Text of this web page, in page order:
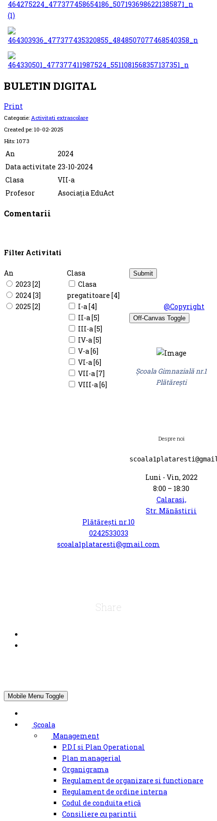
BULETIN DIGITAL
Print
Categorie: Activitati extrascolare
Created pe: 10-02-2025
Hits: 1073
An
2024
Data activitate 23-10-2024
Clasa
VII-a
Profesor
Asociația EduAct
Comentarii
Filter Activitati
An
2023 [2]
2024 [3]
2025 [2]
Clasa
Clasa
pregatitoare [4]
I-a [4]
II-a [5]
III-a [5]
IV-a [5]
V-a [6]
VI-a [6]
VII-a [7]
VIII-a [6]
Design by@Copyright
Off-Canvas Toggle
Şcoala Gimnazială nr.1
Plătărești
Despre noi
Luni - Vin, 2022
8:00 – 18:30
Calarasi,
Str. Mănăstirii
Plătărești nr.10
0242533033
scoala1plataresti@gmail.com
Share
Mobile Menu Toggle
Școala
Management
P.D.I si Plan Operational
Plan managerial
Organigrama
Regulament de organizare si functionare
Regulament de ordine interna
Codul de conduita etică
Consiliere cu parintii